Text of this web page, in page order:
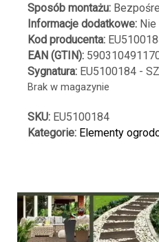
Sposób montażu:
Informacje dodatkowe:
Kod producenta:
EAN (GTIN):
Sygnatura: EU5100184 -
Brak w magazynie
SKU: EU5100184
Kategorie: Elementy